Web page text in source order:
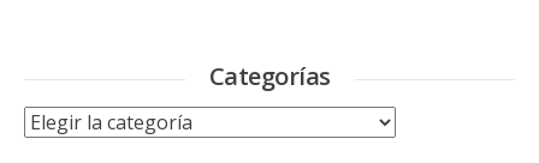
Categorías
Categorías